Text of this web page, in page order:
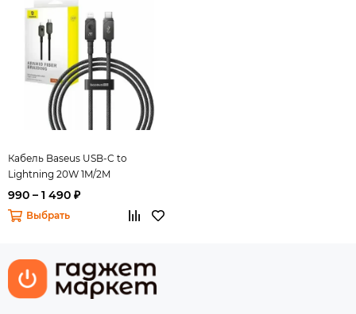
Кабель Baseus USB-C to
Lightning 20W 1M/2M
990 – 1 490 ₽
Выбрать